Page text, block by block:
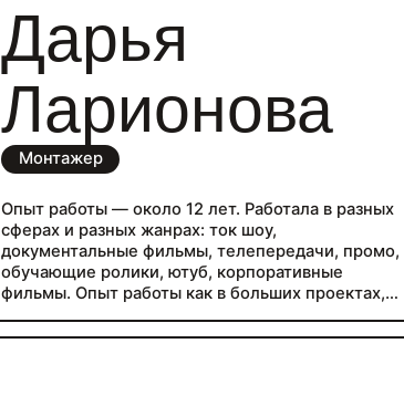
Исполнительность
Ответственность
Дарья
Ларионова
Монтажер
Опыт работы — около 12 лет. Работала в разных
сферах и разных жанрах: ток шоу,
документальные фильмы, телепередачи, промо,
обучающие ролики, ютуб, корпоративные
фильмы. Опыт работы как в больших проектах,
процессов поспрадакшена, режиссерское